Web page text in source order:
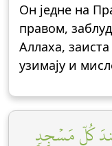
Он једне на
правом,
Аллаха,
узимају и
كُلِّ مَسۡجِدٖ